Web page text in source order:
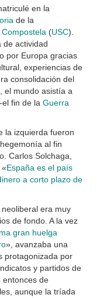
en la
de la
(USC).
de actividad
por Europa gracias
experiencias de
consolidación del
el mundo asistía a
fin de la Guerra
la izquierda fueron
al fin
Carlos Solchaga,
España es el país
a corto plazo de
era muy
de fondo. A la vez
gran huelga
», avanzaba una
protagonizada por
y partidos de
entonces de
aunque la tríada